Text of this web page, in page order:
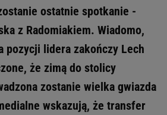
ostatnie spotkanie -
z Radomiakiem. Wiadomo,
pozycji lidera zakończy Lech
że zimą do stolicy
zostanie wielka gwiazda
wskazują, że transfer